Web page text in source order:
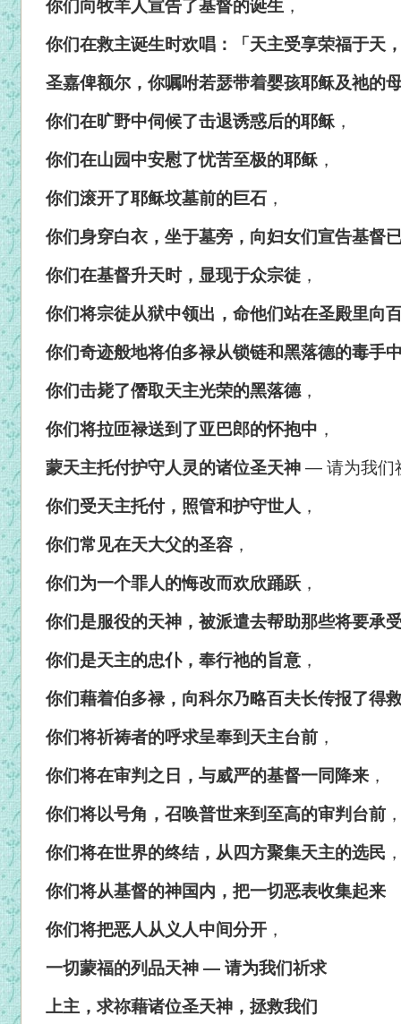
你们向牧羊人宣告了基督的诞生 ，
你们在救主诞生时欢唱：「天主受享荣福于天
圣嘉俾额尔，你嘱咐若瑟带着婴孩耶稣及祂的
你们在旷野中伺候了击退诱惑后的耶稣 ，
你们在山园中安慰了忧苦至极的耶稣 ，
你们滚开了耶稣坟墓前的巨石 ，
你们身穿白衣，坐于墓旁，向妇女们宣告基督
你们在基督升天时，显现于众宗徒 ，
你们将宗徒从狱中领出，命他们站在圣殿里向
你们奇迹般地将伯多禄从锁链和黑落德的毒手
你们击毙了僭取天主光荣的黑落德，
你们将拉匝禄送到了亚巴郎的怀抱中 ，
蒙天主托付护守人灵的诸位圣天神 — 请为我们
你们受天主托付，照管和护守世人 ，
你们常见在天大父的圣容 ，
你们为一个罪人的悔改而欢欣踊跃 ，
你们是服役的天神，被派遣去帮助那些将要承
你们是天主的忠仆，奉行祂的旨意 ，
你们藉着伯多禄，向科尔乃略百夫长传报了得
你们将祈祷者的呼求呈奉到天主台前 ，
你们将在审判之日，与威严的基督一同降来 ，
你们将以号角，召唤普世来到至高的审判台前
你们将在世界的终结，从四方聚集天主的选民
你们将从基督的神国内，把一切恶表收集起来
你们将把恶人从义人中间分开 ，
一切蒙福的列品天神 — 请为我们祈求
上主，求祢藉诸位圣天神，拯救我们